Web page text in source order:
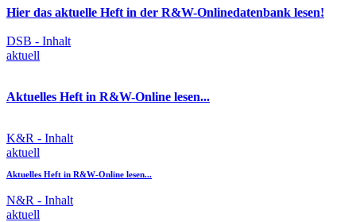
Hier das aktuelle Heft in der R&W-Onlinedatenbank lesen!
DSB - Inhalt
aktuell
Aktuelles Heft in R&W-Online lesen...
K&R - Inhalt
aktuell
Aktuelles Heft in R&W-Online lesen...
N&R - Inhalt
aktuell